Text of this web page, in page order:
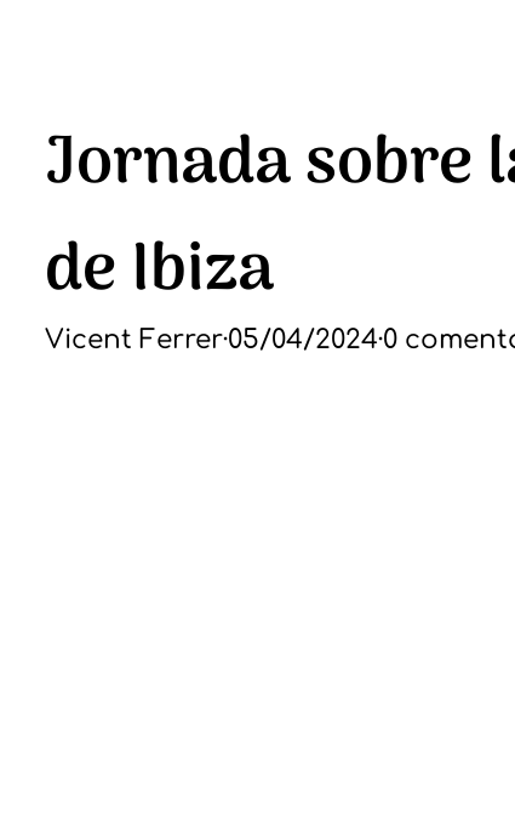
Jornada sobre
de Ibiza
Vicent Ferrer·05/04/2024·0